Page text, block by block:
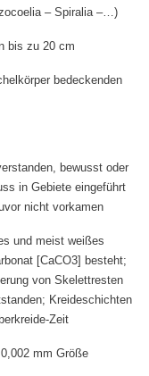
– Spiralia –…)
bis zu 20 cm
bedeckenden
bewusst oder
in Gebiete eingeführt
nicht vorkamen
und meist weißes
[CaCO3] besteht;
von Skelettresten
Kreideschichten
Zeit
mm Größe